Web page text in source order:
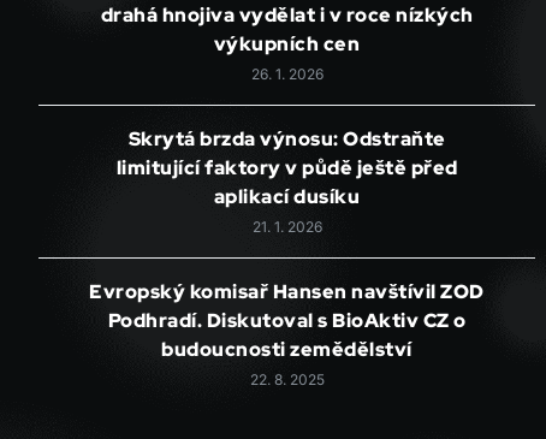
drahá hnojiva vydělat i v roce nízkých
výkupních cen
26. 1. 2026
Skrytá brzda výnosu: Odstraňte
limitující faktory v půdě ještě před
aplikací dusíku
21. 1. 2026
Evropský komisař Hansen navštívil ZOD
Podhradí. Diskutoval s BioAktiv CZ o
budoucnosti zemědělství
22. 8. 2025